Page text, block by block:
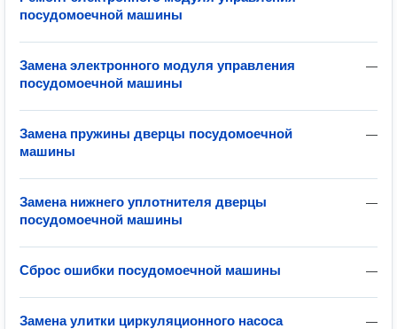
посудомоечной машины
—
Замена электронного модуля управления
посудомоечной машины
—
Замена пружины дверцы посудомоечной
машины
—
Замена нижнего уплотнителя дверцы
посудомоечной машины
—
Сброс ошибки посудомоечной машины
—
Замена улитки циркуляционного насоса